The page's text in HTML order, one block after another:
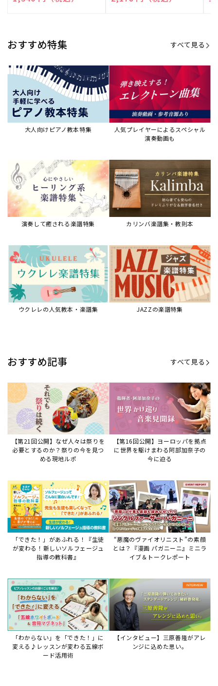
JAZZの楽譜特集
おすすめ記事 すべて見る
【第21回公開】なぜ人々は祭りを
必要とするのか？祭りの今を見つ
める現地ルポ
【第16回公開】ヨーロッパを拠点
に世界を駆けまわる阿部加奈子の
今に迫る
「できた！」があふれる！『生徒
指導の教科書』
イブ＆トークレポート
ード活用術
サイトからのお知らせ
ータについて
2026年7月27日
本件は、ディスクラビアをヤマハミュージックデー
タショップと接続してご利用いただいているお客
様への重要なお知らせです。